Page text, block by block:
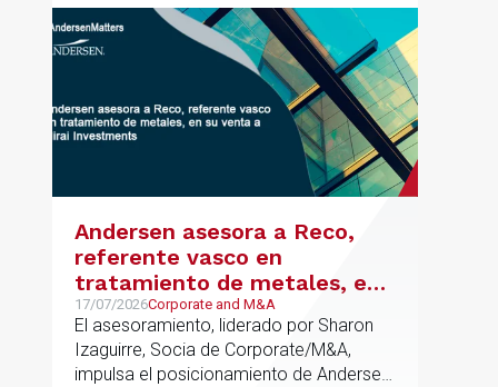
metodología propia de gestión de
riesgos de IA y se alinea con la
estrategia española de IA soberana
articulada en torno a ALIA.
Andersen asesora a Reco,
referente vasco en
tratamiento de metales, en
su venta a Mirai Investments
17/07/2026Corporate and M&A
El asesoramiento, liderado por Sharon
Izaguirre, Socia de Corporate/M&A,
impulsa el posicionamiento de Andersen